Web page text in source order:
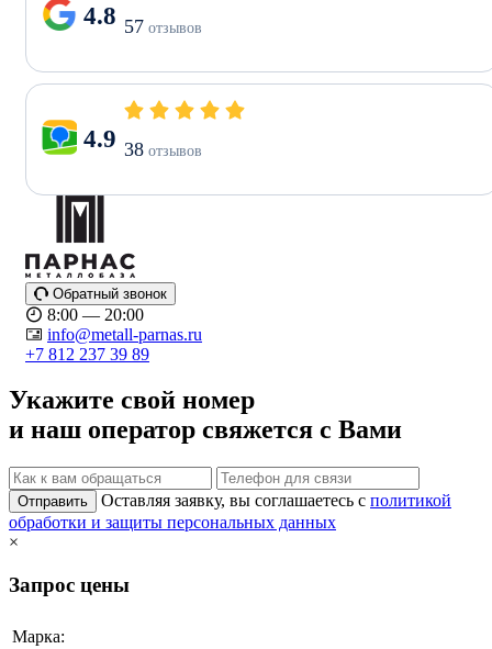
4.8 57 отзывов
4.9 38 отзывов
Обратный звонок
8:00 — 20:00
info@metall-parnas.ru
+7 812 237 39 89
Укажите свой номер
и наш оператор свяжется с Вами
Отправить Оставляя заявку, вы соглашаетесь с политикой
обработки и защиты персональных данных
×
Запрос цены
Марка: